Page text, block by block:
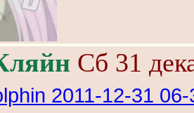
Сб 31
2011-12-31